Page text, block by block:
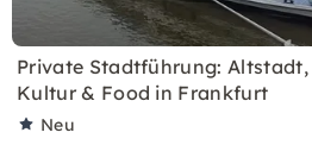
Private Stadtführung: Altstadt,
Kultur & Food in Frankfurt
Neu